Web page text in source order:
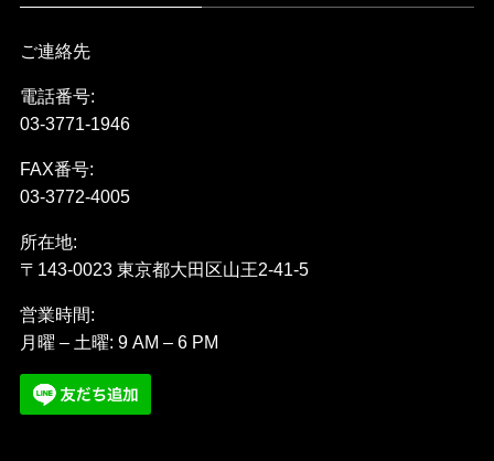
ご連絡先
電話番号:
03-3771-1946
FAX番号:
03-3772-4005
所在地:
〒143-0023 東京都大田区山王2-41-5
営業時間:
月曜 – 土曜: 9 AM – 6 PM